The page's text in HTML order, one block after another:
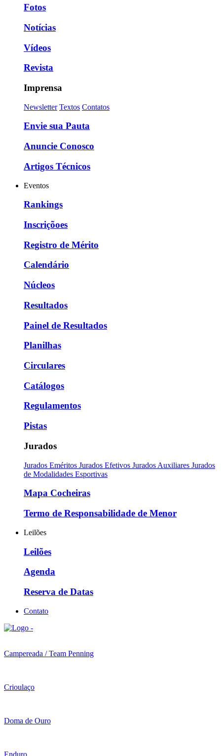
Fotos
Notícias
Vídeos
Revista
Imprensa
Newsletter Textos Contatos
Envie sua Pauta
Anuncie Conosco
Artigos Técnicos
Eventos
Rankings
Inscriçõoes
Registro de Mérito
Calendário
Núcleos
Resultados
Painel de Resultados
Planilhas
Circulares
Catálogos
Regulamentos
Pistas
Jurados
Jurados Eméritos Jurados Efetivos Jurados Auxiliares Jurados
de Modalidades Esportivas
Mapa Cocheiras
Termo de Responsabilidade de Menor
Leilões
Leilões
Agenda
Reserva de Datas
Contato
Campereada / Team Penning
Crioulaço
Doma de Ouro
Enduro